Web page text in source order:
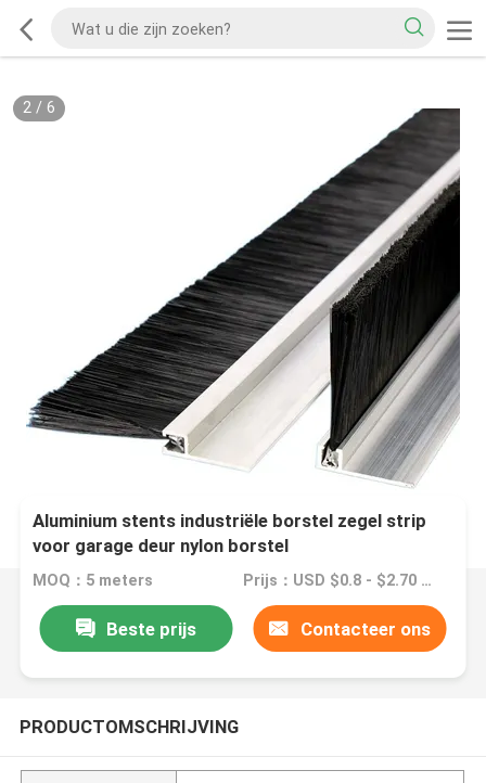
2/ 6
Aluminium stents industriële borstel zegel strip
voor garage deur nylon borstel
MOQ：5 meters Prijs：USD $0.8 - $2.70 meters
Beste prijs Contacteer ons
PRODUCTOMSCHRIJVING